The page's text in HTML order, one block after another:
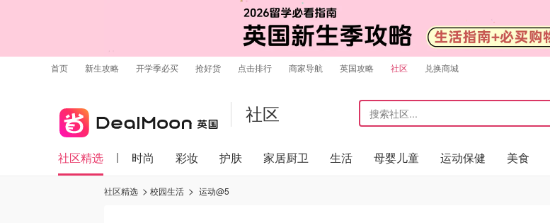
首页 新生攻略 开学季必买 抢好货 点击排行 商家导航 英国攻略 社区 兑换商城
社区
社区精选 时尚 彩妆 护肤 家居厨卫 生活 母婴儿童 运动保健 美食
社区精选 校园生活 运动@5